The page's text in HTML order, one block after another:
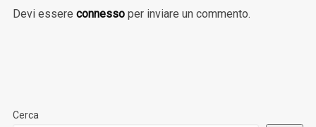
Devi essere connessoper inviare un commento.
Cerca